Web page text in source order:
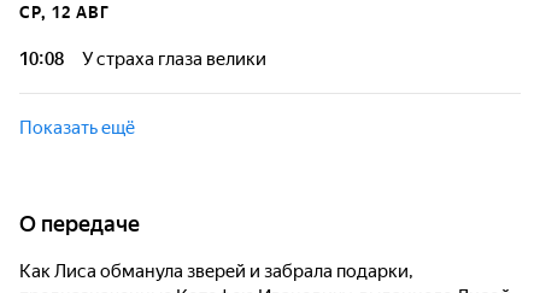
СР, 12 АВГ
10:08 У страха глаза велики
Показать ещё
О передаче
Как Лиса обманула зверей и забрала подарки,